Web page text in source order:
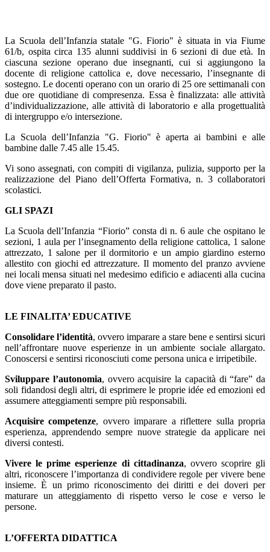
La Scuola dell’Infanzia statale "G. Fiorio" è situata in via Fiume
61/b, ospita circa 135 alunni suddivisi in 6 sezioni di due età. In
ciascuna sezione operano due insegnanti, cui si aggiungono la
docente di religione cattolica e, dove necessario, l’insegnante di
sostegno. Le docenti operano con un orario di 25 ore settimanali con
due ore quotidiane di compresenza. Essa è finalizzata: alle attività
d’individualizzazione, alle attività di laboratorio e alla progettualità
di intergruppo e/o intersezione.
La Scuola dell’Infanzia "G. Fiorio" è aperta ai bambini e alle
bambine dalle 7.45 alle 15.45.
Vi sono assegnati, con compiti di vigilanza, pulizia, supporto per la
realizzazione del Piano dell’Offerta Formativa, n. 3 collaboratori
scolastici.
GLI SPAZI
La Scuola dell’Infanzia “Fiorio” consta di n. 6 aule che ospitano le
sezioni, 1 aula per l’insegnamento della religione cattolica, 1 salone
attrezzato, 1 salone per il dormitorio e un ampio giardino esterno
allestito con giochi ed attrezzature. Il momento del pranzo avviene
nei locali mensa situati nel medesimo edificio e adiacenti alla cucina
dove viene preparato il pasto.
LE FINALITA’ EDUCATIVE
Consolidare l’identità, ovvero imparare a stare bene e sentirsi sicuri
nell’affrontare nuove esperienze in un ambiente sociale allargato.
Conoscersi e sentirsi riconosciuti come persona unica e irripetibile.
Sviluppare l’autonomia, ovvero acquisire la capacità di “fare” da
soli fidandosi degli altri, di esprimere le proprie idée ed emozioni ed
assumere atteggiamenti sempre più responsabili.
Acquisire competenze, ovvero imparare a riflettere sulla propria
esperienza, apprendendo sempre nuove strategie da applicare nei
diversi contesti.
Vivere le prime esperienze di cittadinanza, ovvero scoprire gli
altri, riconoscere l’importanza di condividere regole per vivere bene
insieme. È un primo riconoscimento dei diritti e dei doveri per
maturare un atteggiamento di rispetto verso le cose e verso le
persone.
L’OFFERTA DIDATTICA